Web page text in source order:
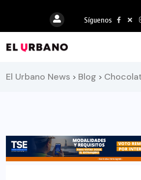
Síguenos
El Urbano News > Blog >